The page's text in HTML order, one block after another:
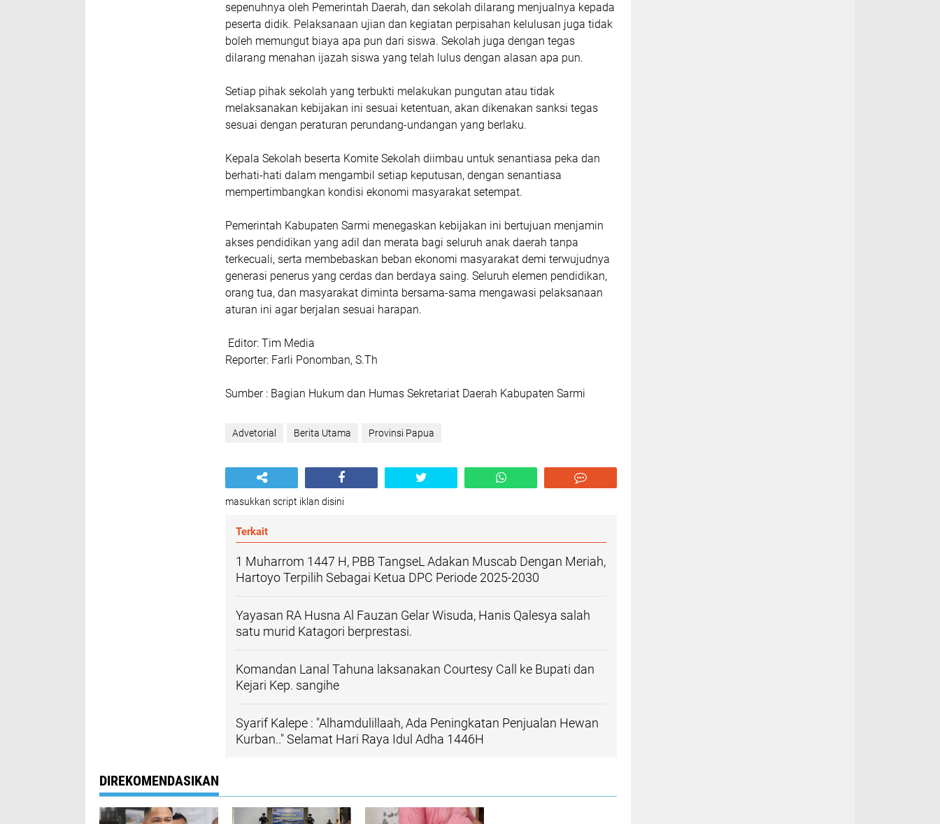
sepenuhnya oleh Pemerintah Daerah, dan sekolah dilarang menjualnya kepada
peserta didik. Pelaksanaan ujian dan kegiatan perpisahan kelulusan juga tidak
boleh memungut biaya apa pun dari siswa. Sekolah juga dengan tegas
dilarang menahan ijazah siswa yang telah lulus dengan alasan apa pun.
Setiap pihak sekolah yang terbukti melakukan pungutan atau tidak
melaksanakan kebijakan ini sesuai ketentuan, akan dikenakan sanksi tegas
sesuai dengan peraturan perundang-undangan yang berlaku.
Kepala Sekolah beserta Komite Sekolah diimbau untuk senantiasa peka dan
berhati-hati dalam mengambil setiap keputusan, dengan senantiasa
mempertimbangkan kondisi ekonomi masyarakat setempat.
Pemerintah Kabupaten Sarmi menegaskan kebijakan ini bertujuan menjamin
akses pendidikan yang adil dan merata bagi seluruh anak daerah tanpa
terkecuali, serta membebaskan beban ekonomi masyarakat demi terwujudnya
generasi penerus yang cerdas dan berdaya saing. Seluruh elemen pendidikan,
orang tua, dan masyarakat diminta bersama-sama mengawasi pelaksanaan
aturan ini agar berjalan sesuai harapan.
Editor: Tim Media
Reporter: Farli Ponomban, S.Th
Sumber : Bagian Hukum dan Humas Sekretariat Daerah Kabupaten Sarmi
Advetorial Berita Utama Provinsi Papua
masukkan script iklan disini
Terkait
1 Muharrom 1447 H, PBB TangseL Adakan Muscab Dengan Meriah,
Hartoyo Terpilih Sebagai Ketua DPC Periode 2025-2030
Yayasan RA Husna Al Fauzan Gelar Wisuda, Hanis Qalesya salah
satu murid Katagori berprestasi.
Komandan Lanal Tahuna laksanakan Courtesy Call ke Bupati dan
Kejari Kep. sangihe
Syarif Kalepe : "Alhamdulillaah, Ada Peningkatan Penjualan Hewan
Kurban.." Selamat Hari Raya Idul Adha 1446H
DIREKOMENDASIKAN